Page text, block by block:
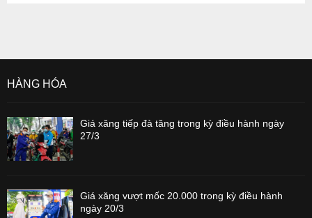
HÀNG HÓA
Giá xăng tiếp đà tăng trong kỳ điều hành ngày
27/3
Giá xăng vượt mốc 20.000 trong kỳ điều hành
ngày 20/3